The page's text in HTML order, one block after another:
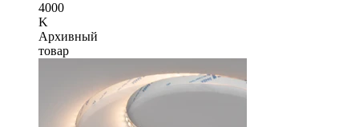
4000
K
Архивный
товар